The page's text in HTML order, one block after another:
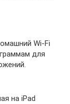
Wi-Fi
для
на iPad